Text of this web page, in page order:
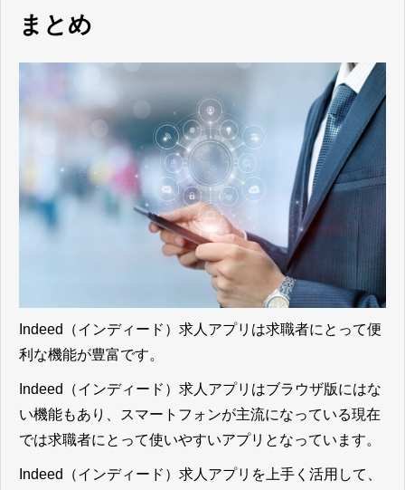
まとめ
Indeed（インディード）求人アプリは求職者にとって便
利な機能が豊富です。
Indeed（インディード）求人アプリはブラウザ版にはな
い機能もあり、スマートフォンが主流になっている現在
では求職者にとって使いやすいアプリ となっています。
Indeed（インディード）求人アプリを上手く活用して、